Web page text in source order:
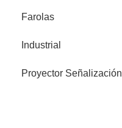
Farolas
Industrial
Proyector Señalización